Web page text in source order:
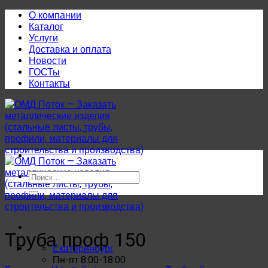
Skip
content
О компании
Каталог
Услуги
Доставка и оплата
Новости
ГОСТы
Контакты
Екатеринбург
Пн-пт 8:00-18:00
Искать:
Труба проф 150